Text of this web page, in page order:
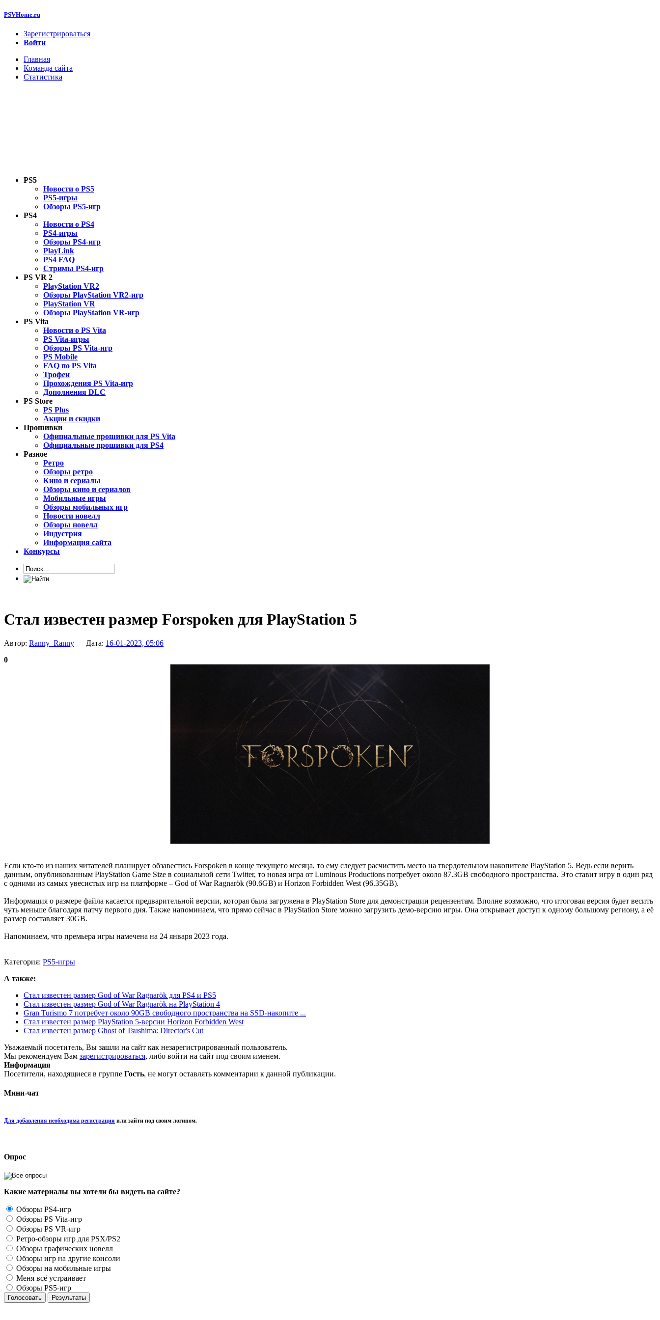
PSVHome.ru
Зарегистрироваться
Войти
Главная
Команда сайта
Статистика
PS5
Новости о PS5
PS5-игры
Обзоры PS5-игр
PS4
Новости о PS4
PS4-игры
Обзоры PS4-игр
PlayLink
PS4 FAQ
Стримы PS4-игр
PS VR 2
PlayStation VR2
Обзоры PlayStation VR2-игр
PlayStation VR
Обзоры PlayStation VR-игр
PS Vita
Новости о PS Vita
PS Vita-игры
Обзоры PS Vita-игр
PS Mobile
FAQ по PS Vita
Трофеи
Прохождения PS Vita-игр
Дополнения DLC
PS Store
PS Plus
Акции и скидки
Прошивки
Официальные прошивки для PS Vita
Официальные прошивки для PS4
Разное
Ретро
Обзоры ретро
Кино и сериалы
Обзоры кино и сериалов
Мобильные игры
Обзоры мобильных игр
Новости новелл
Обзоры новелл
Индустрия
Информация сайта
Конкурсы
Стал известен размер Forspoken для PlayStation 5
Автор: Ranny_Ranny Дата: 16-01-2023, 05:06
0
Если кто-то из наших читателей планирует обзавестись Forspoken в конце текущего месяца, то ему следует расчистить место на твердотельном накопителе PlayStation 5. Ведь если верить
данным, опубликованным PlayStation Game Size в социальной сети Twitter, то новая игра от Luminous Productions потребует около 87.3GB свободного пространства. Это ставит игру в один ряд
с одними из самых увесистых игр на платформе – God of War Ragnarök (90.6GB) и Horizon Forbidden West (96.35GB).
Информация о размере файла касается предварительной версии, которая была загружена в PlayStation Store для демонстрации рецензентам. Вполне возможно, что итоговая версия будет весить
чуть меньше благодаря патчу первого дня. Также напоминаем, что прямо сейчас в PlayStation Store можно загрузить демо-версию игры. Она открывает доступ к одному большому региону, а её
размер составляет 30GB.
Напоминаем, что премьера игры намечена на 24 января 2023 года.
Категория: PS5-игры
А также:
Стал известен размер God of War Ragnarök для PS4 и PS5
Стал известен размер God of War Ragnarök на PlayStation 4
Gran Turismo 7 потребует около 90GB свободного пространства на SSD-накопите ...
Стал известен размер PlayStation 5-версии Horizon Forbidden West
Стал известен размер Ghost of Tsushima: Director's Cut
Уважаемый посетитель, Вы зашли на сайт как незарегистрированный пользователь.
Мы рекомендуем Вам зарегистрироваться, либо войти на сайт под своим именем.
Информация
Посетители, находящиеся в группе Гость, не могут оставлять комментарии к данной публикации.
Мини-чат
Для добавления необходима регистрация или зайти под своим логином.
Опрос
Какие материалы вы хотели бы видеть на сайте?
Обзоры PS4-игр
Обзоры PS Vita-игр
Обзоры PS VR-игр
Ретро-обзоры игр для PSX/PS2
Обзоры графических новелл
Обзоры игр на другие консоли
Обзоры на мобильные игры
Меня всё устраивает
Обзоры PS5-игр
Голосовать Результаты